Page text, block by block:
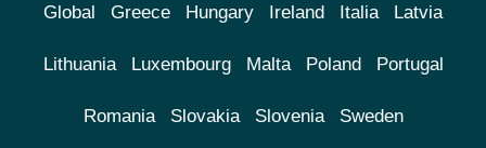
Global Greece Hungary Ireland Italia Latvia
Lithuania Luxembourg Malta Poland Portugal
Romania Slovakia Slovenia Sweden